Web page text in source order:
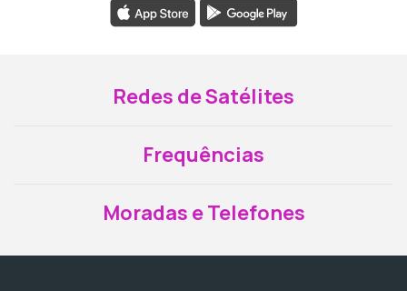
Redes de Satélites
Frequências
Moradas e Telefones